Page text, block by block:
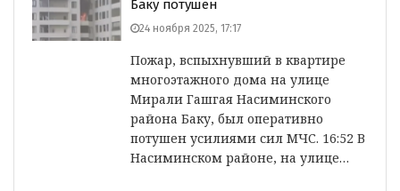
Баку потушен
24 ноября 2025, 17:17
Пожар, вспыхнувший в квартире
многоэтажного дома на улице
Мирали Гашгая Насиминского
района Баку, был оперативно
потушен усилиями сил МЧС. 16:52 В
Насиминском районе, на улице…